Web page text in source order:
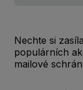
Nechte si
populárních
mailové